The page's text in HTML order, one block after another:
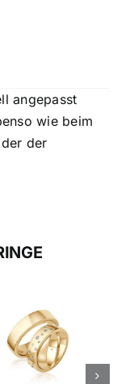
angepasst
wie beim
der